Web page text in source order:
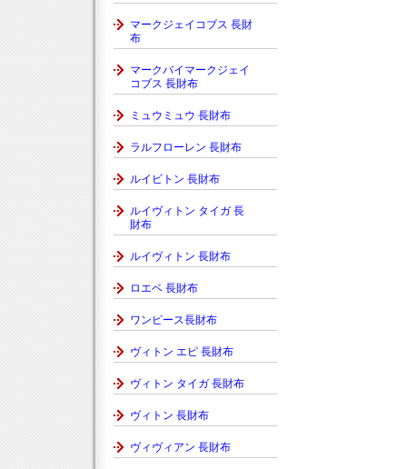
マークジェイコブス 長財
布
マークバイマークジェイ
コブス 長財布
ミュウミュウ 長財布
ラルフローレン 長財布
ルイビトン 長財布
ルイヴィトン タイガ 長
財布
ルイヴィトン 長財布
ロエベ 長財布
ワンピース長財布
ヴィトン エピ 長財布
ヴィトン タイガ 長財布
ヴィトン 長財布
ヴィヴィアン 長財布